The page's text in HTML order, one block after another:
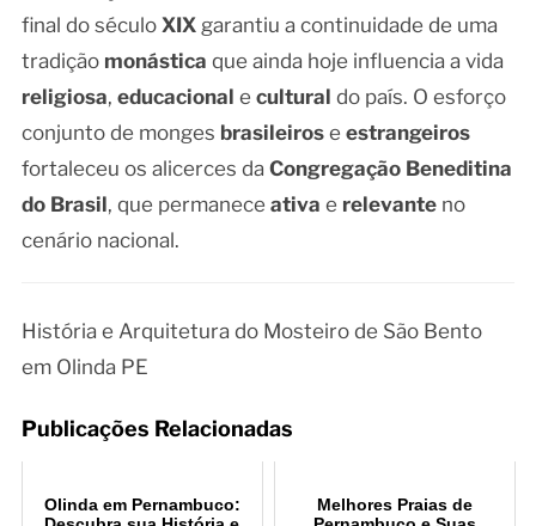
final do século XIXgarantiu a continuidade de uma
tradição monástica que ainda hoje influencia a vida
religiosa, educacional e cultural do país. O esforço
conjunto de monges brasileirose estrangeiros
fortaleceu os alicerces da Congregação Beneditina
do Brasil, que permanece ativa e relevanteno
cenário nacional.
História e Arquitetura do Mosteiro de São Bento
em Olinda PE
Publicações Relacionadas
Olinda em Pernambuco:
Melhores Praias de